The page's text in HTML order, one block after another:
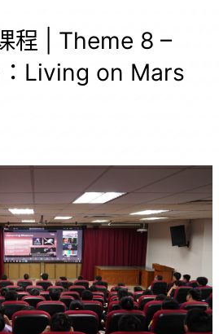
程 | Theme 8 –
Living on Mars